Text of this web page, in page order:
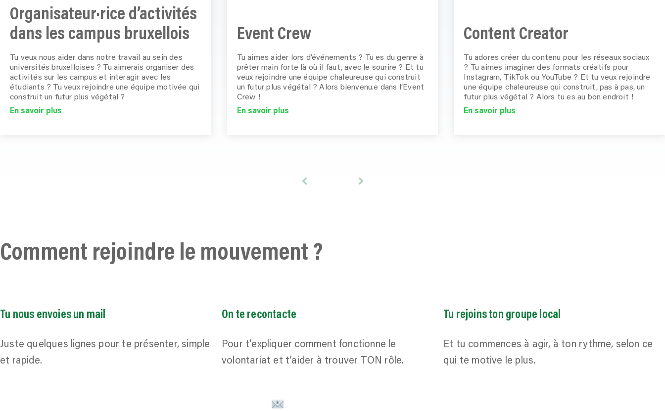
Organisateur·rice d’activités
dans les campus bruxellois
Tu veux nous aider dans notre travail au sein des
universités bruxelloises ? Tu aimerais organiser des
activités sur les campus et interagir avec les
étudiants ? Tu veux rejoindre une équipe motivée qui
construit un futur plus végétal ?
En savoir plus
Event Crew
Tu aimes aider lors d’événements ? Tu es du genre à
prêter main forte là où il faut, avec le sourire ? Et tu
veux rejoindre une équipe chaleureuse qui construit
un futur plus végétal ? Alors bienvenu.e dans l’Event
Crew !
En savoir plus
Content Creator
Tu adores créer du contenu pour les réseaux sociaux
? Tu aimes imaginer des formats créatifs pour
Instagram, TikTok ou YouTube ? Et tu veux rejoindre
une équipe chaleureuse qui construit, pas à pas, un
futur plus végétal ? Alors tu es au bon endroit !
En savoir plus
Comment rejoindre le mouvement ?
Tu nous envoies un mail
Juste quelques lignes pour te présenter, simple
et rapide.
On te recontacte
Pour t’expliquer comment fonctionne le
volontariat et t’aider à trouver TON rôle.
Tu rejoins ton groupe local
Et tu commences à agir, à ton rythme, selon ce
qui te motive le plus.